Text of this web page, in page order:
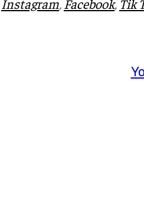
Instagram, Facebook, Tik